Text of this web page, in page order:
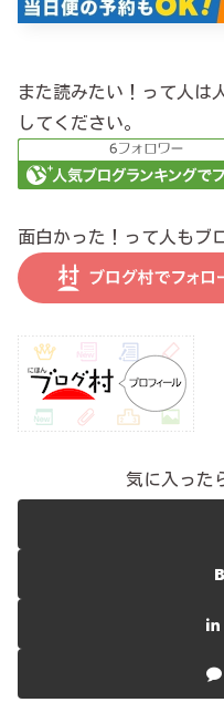
また読みたい！って人は
してください。
面白かった！って人もブ
気に入った